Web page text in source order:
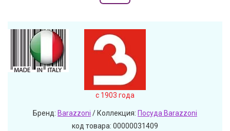
c 1903 года
Бренд: Barazzoni / Коллекция: Посуда Barazzoni
код товара: 00000031409